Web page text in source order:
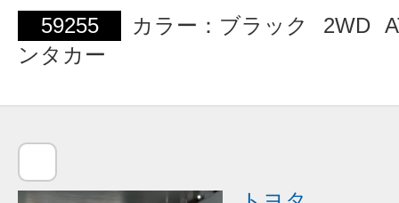
59255
カラー：ブラック 2WD
ンタカー